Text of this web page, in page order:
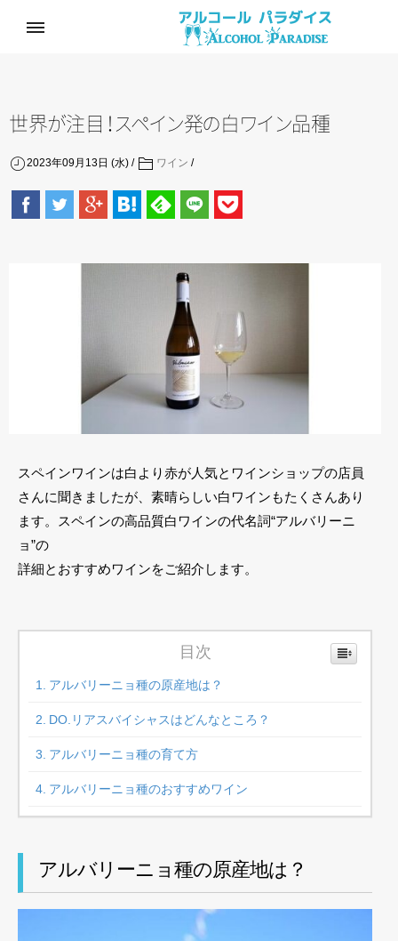
世界が注 目！ スペイ ン発の白 ワイ ン品種
2023年09月13日 (水) ワイン
スペインワインは白より赤が人気とワインショップの店員
さんに聞きましたが、素晴らしい白ワインもたくさんあり
ます。スペインの高品質白ワインの代名詞“アルバリーニ
ョ”の
詳細とおすすめワインをご紹介します。
目次
アルバリーニョ種の原産地は？
DO.リアスバイシャスはどんなところ？
アルバリーニョ種の育て方
アルバリーニョ種のおすすめワイン
アルバリーニョ種の原産地は？